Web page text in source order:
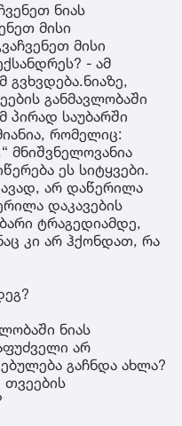
ნიას
მისი
მისი
- ამ
გვხვდება.ნიაზე,
განმავლობაში
პირად საუბარში
რომელიც:
მნიშვნელოვანია
ეს სიტყვები.
არ დაწერილა
დაკავების
ტრაგედიამდე,
კი არ ჰქონდათ, რა
ნიას
არ
გაჩნდა ახლა?